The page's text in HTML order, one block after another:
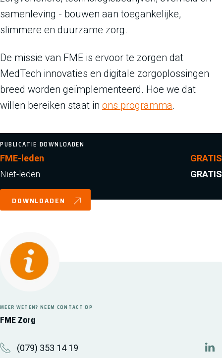
samenleving - bouwen aan toegankelijke,
slimmere en duurzame zorg.
De missie van FME is ervoor te zorgen dat
MedTech innovaties en digitale zorgoplossingen
breed worden geïmplementeerd. Hoe we dat
willen bereiken staat in ons programma.
PUBLICATIE DOWNLOADEN
FME-leden
GRATIS
Niet-leden
GRATIS
DOWNLOADEN
FME Zorg
MEER WETEN? NEEM CONTACT OP
(079) 353 14 19